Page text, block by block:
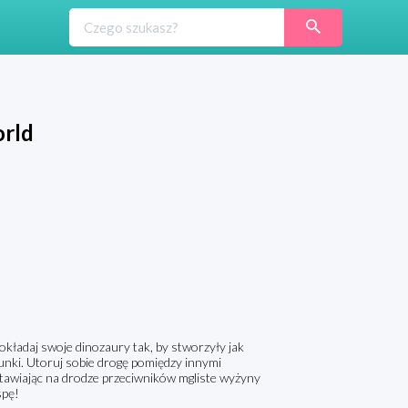
swoje dinozaury tak, by stworzyły jak
Utoruj sobie drogę pomiędzy innymi
na drodze przeciwników mgliste wyżyny